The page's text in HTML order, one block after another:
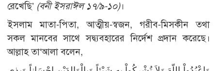
রেখেছি’ (বনী ইসরাঈল ১৭/৯-১০)।
ইসলাম মাতা-পিতা, আত্মীয়-স্বজন, গরীব-মিসকীন তথা
সকল মানবের সাথে সদ্ব্যবহারের নির্দেশ প্রদান করেছে।
আল্লাহ তা‘আলা বলেন,